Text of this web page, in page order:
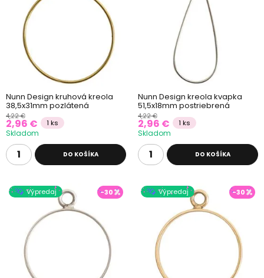
Nunn Design kruhová kreola
38,5x31mm pozlátená
4,22 €
2,96 € 1 ks
Skladom
DO KOŠÍKA
Nunn Design kreola kvapka
51,5x18mm postriebrená
4,22 €
2,96 € 1 ks
Skladom
DO KOŠÍKA
Výpredaj -30 Výpredaj -30